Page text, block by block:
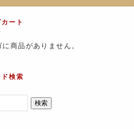
ート
商品がありません。
検索
検索